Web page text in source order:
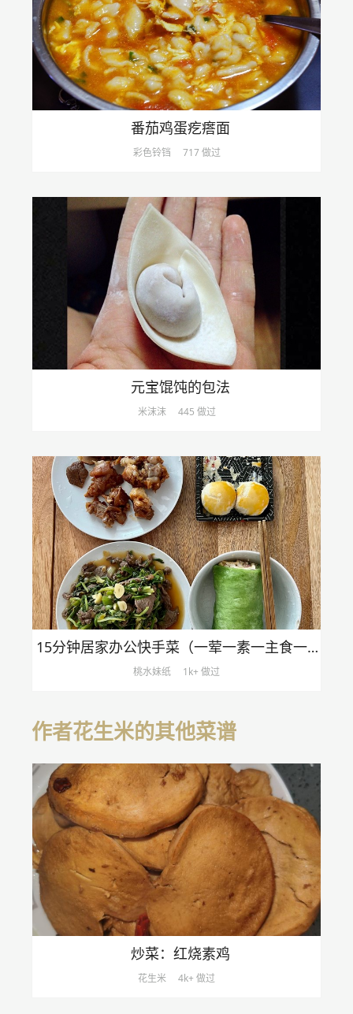
番茄鸡蛋疙瘩面
彩色铃铛 717 做过
元宝馄饨的包法
米沫沫 445 做过
15分钟居家办公快手菜（一荤一素一主食一甜品）（含半成品预制）
桃水妹纸 1k+ 做过
作者花生米的其他菜谱
炒菜：红烧素鸡
花生米 4k+ 做过